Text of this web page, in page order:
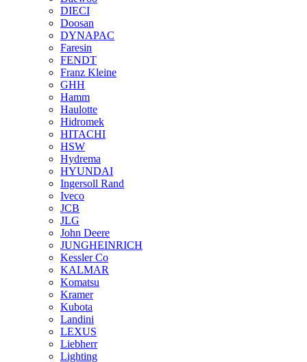
DIECI
Doosan
DYNAPAC
Faresin
FENDT
Franz Kleine
GHH
Hamm
Haulotte
Hidromek
HITACHI
HSW
Hydrema
HYUNDAI
Ingersoll Rand
Iveco
JCB
JLG
John Deere
JUNGHEINRICH
Kessler Co
KALMAR
Komatsu
Kramer
Kubota
Landini
LEXUS
Liebherr
Lighting